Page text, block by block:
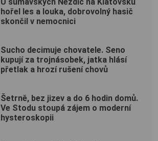
hořel les a louka, dobrovolný hasič
skončil v nemocnici
Sucho decimuje chovatele. Seno
kupují za trojnásobek, jatka hlásí
přetlak a hrozí rušení chovů
Šetrně, bez jizev a do 6 hodin domů.
Ve Stodu stoupá zájem o moderní
hysteroskopii